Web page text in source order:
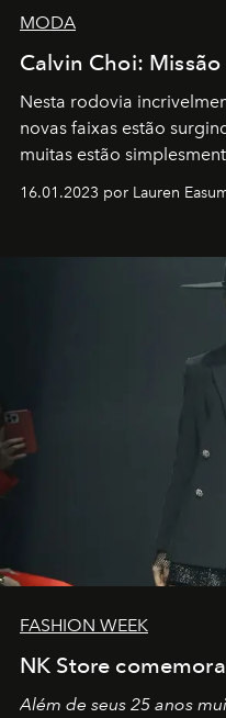
MODA
Calvin Choi:
Nesta rodovia
novas faixas estão
muitas estão
transportador AMTD
por propósitos, com um
16.01.2023 por Lauren
FASHION WEEK
NK Store
Além de seus 25 anos